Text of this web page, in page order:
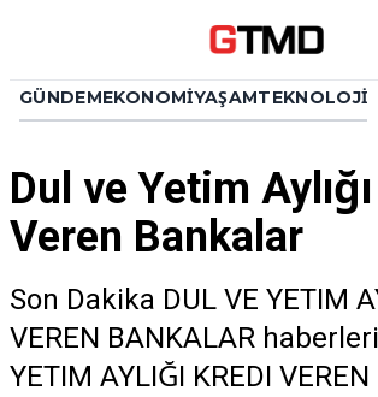
GÜNDEMEKONOMIYAŞAMTEKNOLOJI
Dul ve Yetim
Veren Bankalar
Son Dakika DUL VE YETIM
VEREN BANKALAR
YETIM AYLIĞI KREDI